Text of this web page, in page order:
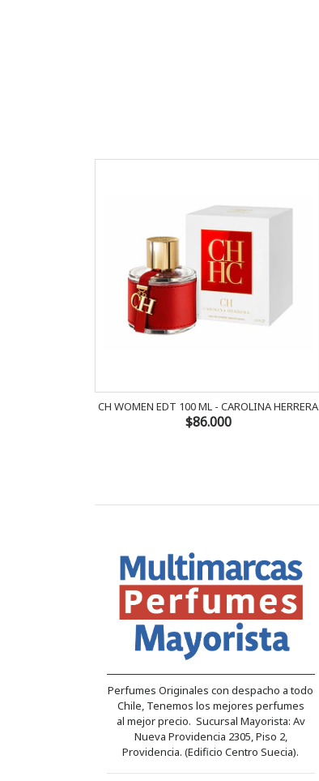
CH WOMEN EDT 100 ML - CAROLINA HERRERA
$86.000
Perfumes Originales con despacho a todo
Chile, Tenemos los mejores perfumes
al mejor precio. Sucursal Mayorista: Av
Nueva Providencia 2305, Piso 2,
Providencia. (Edificio Centro Suecia).